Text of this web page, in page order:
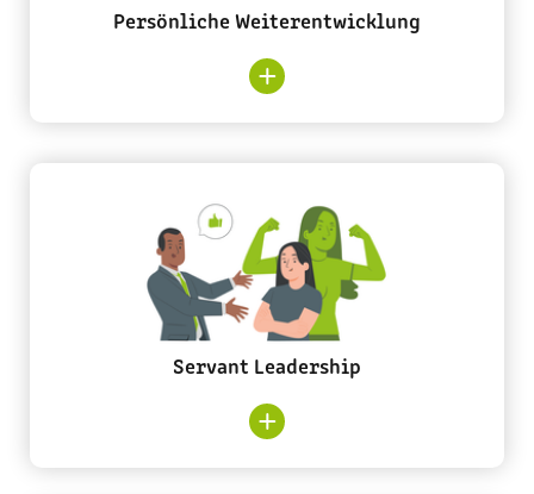
Persönliche Weiterentwicklung
Einarbeitung auf – es beginnt dort erst richtig.
Jede:r hat die Möglichkeit, Neues zu lernen,
sich auszuprobieren und sich fachlich wie
persönlich weiterzuentwickeln – ob durch
Fortbildungen, gezielte Formate, regelmäßiges
Feedback oder aus eigener Initiative heraus.
Servant Leadership